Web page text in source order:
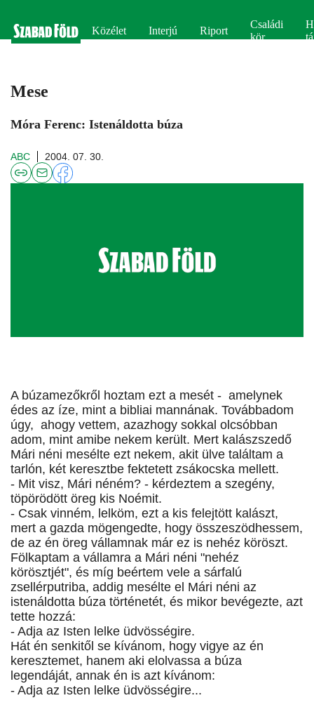
Közélet Interjú Riport
Családi
kör
Mese
Móra Ferenc: Istenáldotta búza
ABC 2004. 07. 30.
A búzamezőkről hoztam ezt a mesét - amelynek
édes az íze, mint a bibliai mannának. Továbbadom
úgy, ahogy vettem, azazhogy sokkal olcsóbban
adom, mint amibe nekem került. Mert kalászszedő
Mári néni mesélte ezt nekem, akit ülve találtam a
tarlón, két keresztbe fektetett zsákocska mellett.
- Mit visz, Mári néném? - kérdeztem a szegény,
töpörödött öreg kis Noémit.
- Csak vinném, lelköm, ezt a kis felejtött kalászt,
mert a gazda mögengedte, hogy összeszödhessem,
de az én öreg vállamnak már ez is nehéz köröszt.
Fölkaptam a vállamra a Mári néni "nehéz
körösztjét", és míg beértem vele a sárfalú
zsellérputriba, addig mesélte el Mári néni az
istenáldotta búza történetét, és mikor bevégezte, azt
tette hozzá:
- Adja az Isten lelke üdvösségire.
Hát én senkitől se kívánom, hogy vigye az én
keresztemet, hanem aki elolvassa a búza
legendáját, annak én is azt kívánom:
- Adja az Isten lelke üdvösségire...